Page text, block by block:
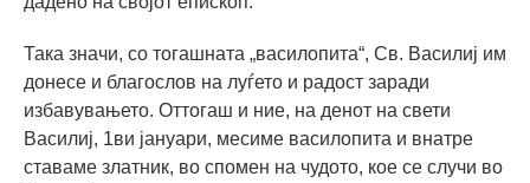
Така значи, со тогашната „василопита“, Св. Василиј им
донесе и благослов на луѓето и радост заради
избавувањето. Оттогаш и ние, на денот на свети
Василиј, 1ви јануари, месиме василопита и внатре
ставаме златник, во спомен на чудото, кое се случи во